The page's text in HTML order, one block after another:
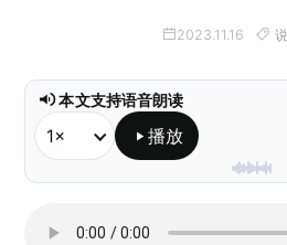
2023.11.16
本文支持语音朗读
播放